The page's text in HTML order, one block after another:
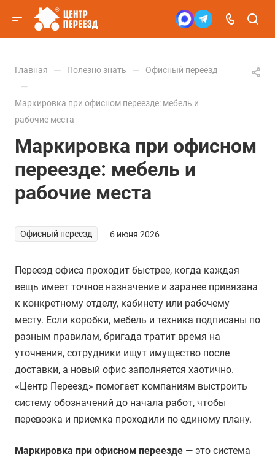
Главная — Полезно знать — Офисный переезд
—
Маркировка при офисном переезде: мебель и
рабочие места
Маркировка при офисном
переезде: мебель и
рабочие места
Офисный переезд 6 июня 2026
Переезд офиса проходит быстрее, когда каждая
вещь имеет точное назначение и заранее привязана
к конкретному отделу, кабинету или рабочему
месту. Если коробки, мебель и техника подписаны по
разным правилам, бригада тратит время на
уточнения, сотрудники ищут имущество после
доставки, а новый офис заполняется хаотично.
«Центр Переезд» помогает компаниям выстроить
систему обозначений до начала работ, чтобы
перевозка и приемка проходили по единому плану.
Маркировка при офисном переезде — это система